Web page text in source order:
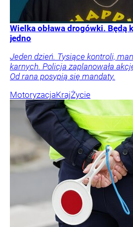
Wielka obława drogówki. Będą
jedno
Jeden dzień. Tysiące kontroli,
karnych. Policja zaplanowała
Od rana posypią się mandaty.
MotoryzacjaKrajŻycie